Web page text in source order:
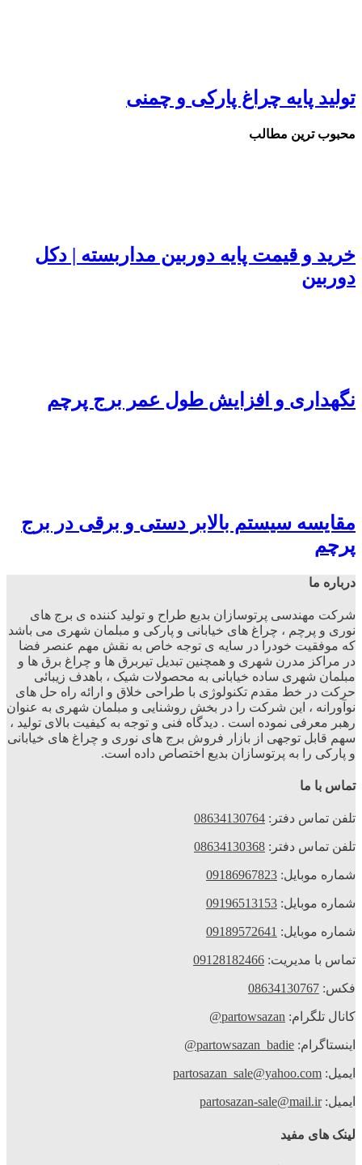
تولید پایه چراغ پارکی و چمنی
محبوب ترین مطالب
خرید و قیمت پایه دوربین مداربسته | دکل
دوربین
نگهداری و افزایش طول عمر برج پرچم
مقایسه سیستم بالابر دستی و برقی در برج
پرچم
درباره ما
شرکت مهندسی پرتوسازان بدیع طراح و تولید کننده ی برج های
نوری و پرچم ، چراغ های خیابانی و پارکی و مبلمان شهری می باشد
که موفقیت خودرا در سایه ی توجه خاص به نقش مهم عنصر فضا
در مراکز مدرن شهری و همچنین تبدیل تیربرق ها و چراغ برق ها و
مبلمان شهری ساده خیابانی به محصولات شیک ، باهدف زیبائی
حرکت در خط مقدم تکنولوژی با طراحی خلاق و ارائه راه حل های
نوآورانه ، این شرکت را در بخش روشنایی و مبلمان شهری به عنوان
رهبر معرفی نموده است . دیدگاه فنی و توجه به کیفیت بالای تولید ،
سهم قابل توجهی از بازار فروش برج های نوری و چراغ های خیابانی
و پارکی را به پرتوسازان بدیع اختصاص داده است.
تماس با ما
تلفن تماس دفتر: 08634130764
تلفن تماس دفتر: 08634130368
شماره موبایل: 09186967823
شماره موبایل: 09196513153
شماره موبایل: 09189572641
تماس با مدیریت: 09128182466
فکس: 08634130767
کانال تلگرام: partowsazan@
اینستاگرام: partowsazan_badie@
ایمیل: partosazan_sale@yahoo.com
ایمیل:partosazan-sale@mail.ir
لینک های مفید